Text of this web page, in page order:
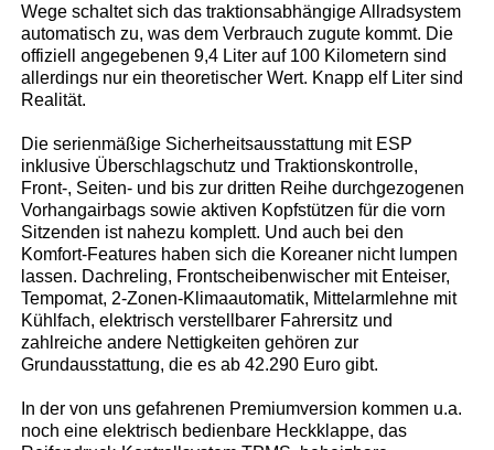
Wege schaltet sich das traktionsabhängige Allradsystem
automatisch zu, was dem Verbrauch zugute kommt. Die
offiziell angegebenen 9,4 Liter auf 100 Kilometern sind
allerdings nur ein theoretischer Wert. Knapp elf Liter sind
Realität.
Die serienmäßige Sicherheitsausstattung mit ESP
inklusive Überschlagschutz und Traktionskontrolle,
Front-, Seiten- und bis zur dritten Reihe durchgezogenen
Vorhangairbags sowie aktiven Kopfstützen für die vorn
Sitzenden ist nahezu komplett. Und auch bei den
Komfort-Features haben sich die Koreaner nicht lumpen
lassen. Dachreling, Frontscheibenwischer mit Enteiser,
Tempomat, 2-Zonen-Klimaautomatik, Mittelarmlehne mit
Kühlfach, elektrisch verstellbarer Fahrersitz und
zahlreiche andere Nettigkeiten gehören zur
Grundausstattung, die es ab 42.290 Euro gibt.
In der von uns gefahrenen Premiumversion kommen u.a.
noch eine elektrisch bedienbare Heckklappe, das